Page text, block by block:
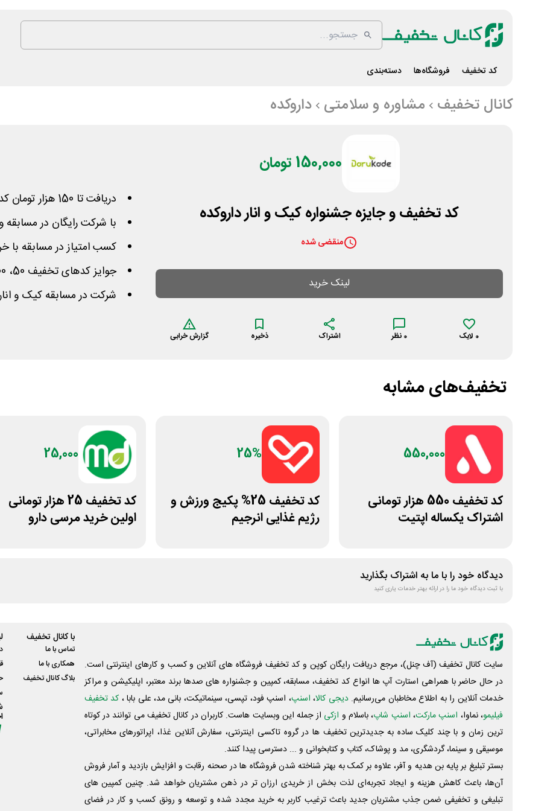
کد تخفیف فروشگاه‌ها دسته‌بندی
کانال تخفیف مشاوره و سلامتی داروکده
150,000 تومان
کد تخفیف و جایزه جشنواره کیک و انار داروکده
منقضی شده
لینک خرید
0 لایک 0 نظر اشتراک ذخیره گزارش خرابی
دریافت تا 150 هزار تومان کد تخفیف و جایزه داروکده
با شرکت رایگان در مسابقه
کسب امتیاز در مسابقه با
جوایز کدهای تخفیف 50، 100 و 150 هزار تومانی داروخانه
شرکت در مسابقه کیک و
تخفیف‌های مشابه
550,000
کد تخفیف 550 هزار تومانی
اشتراک یکساله اپتیت
25%
کد تخفیف 25% پکیج ورزش و
رژیم غذایی انرجیم
25,000
کد تخفیف 25 هزار تومانی
اولین خرید مرسی دارو
دیدگاه خود را با ما به اشتراک بگذارید
با ثبت دیدگاه خود ما را در ارائه بهتر خدمات یاری کنید
سایت کانال تخفیف (آف چنل)، مرجع دریافت رایگان کوپن و کد تخفیف فروشگاه های آنلاین و کسب و‌ کارهای اینترنتی است.
در حال حاضر با همراهی استارت آپ ها انواع کد تخفیف، مسابقه، کمپین و جشنواره های صدها برند معتبر، اپلیکیشن و مراکز
خدمات آنلاین را به اطلاع مخاطبان می‌رسانیم. دیجی کالا، اسنپ، اسنپ فود، تپسی، سینماتیکت، بانی مد، علی‌ بابا ، کد تخفیف
فیلیمو، نماوا، اسنپ مارکت، اسنپ شاپ، باسلام و ازکی از جمله این وبسایت ‌هاست. کاربران در کانال تخفیف می توانند در کوتاه
ترین زمان و با چند کلیک ساده به جدیدترین تخفیف ها در گروه تاکسی اینترنتی، سفارش آنلاین غذا، اپراتورهای مخابراتی،
موسیقی و سینما، گردشگری، مد و پوشاک، کتاب و کتابخوانی و ... دسترسی پیدا کنند.
بستر تبلیغ بر پایه بن هدیه و آفر، علاوه بر کمک به بهتر شناخته شدن فروشگاه ها در صحنه رقابت و افزایش بازدید و آمار فروش
آن‌ها، باعث کاهش هزینه و ایجاد تجربه‌ای لذت بخش از خریدی ارزان تر در ذهن مشتریان خواهد شد. چنین کمپین های
تبلیغی و تخفیفی ضمن جذب مشتریان جدید باعث ترغیب کاربر به خرید مجدد شده و توسعه و رونق کسب و کار در فضای
با کانال تخفیف
تماس با ما
همکاری با ما
بلاگ کانال تخفیف